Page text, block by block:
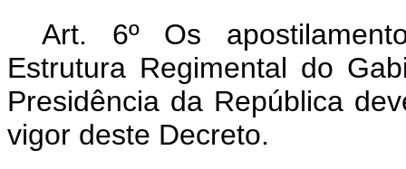
Art. 6º Os
Estrutura Regimental do
Presidência da República
vigor deste Decreto.